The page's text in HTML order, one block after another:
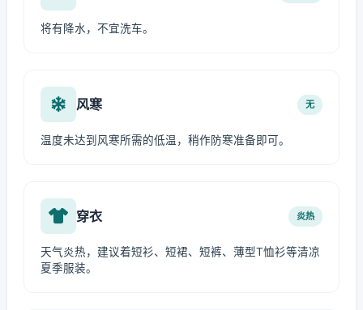
将有降水，不宜洗车。
风寒 无
温度未达到风寒所需的低温，稍作防寒准备即可。
穿衣 炎热
天气炎热，建议着短衫、短裙、短裤、薄型T恤衫等清凉
夏季服装。